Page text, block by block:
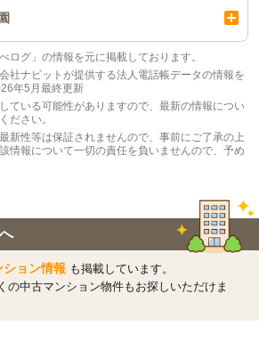
ログ」の情報を元に掲載しております。
社ナビットが提供する法人電話帳データの情報を
年5月最終更新
ている可能性がありますので、最新の情報につい
ださい。
新性等は保証されませんので、事前にご了承の上
情報について一切の責任を負いませんので、予め
ョン情報 も掲載しています。
の中古マンション物件もお探しいただけま